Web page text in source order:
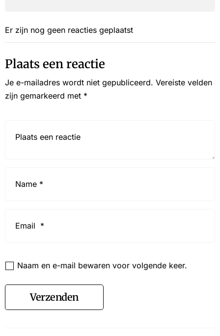
Er zijn nog geen reacties geplaatst
Plaats een reactie
Je e-mailadres wordt niet gepubliceerd. Vereiste velden
zijn gemarkeerd met *
Naam en e-mail bewaren voor volgende keer.
Verzenden